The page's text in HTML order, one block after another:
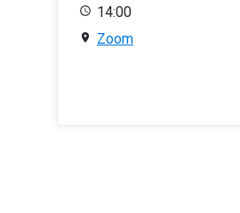
14:00
Zoom